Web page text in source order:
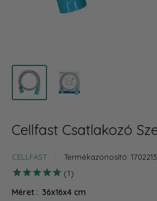
Cellfast Csatlakozó
CELLFAST Termékazonosító:
1
Méret : 36x16x4 cm